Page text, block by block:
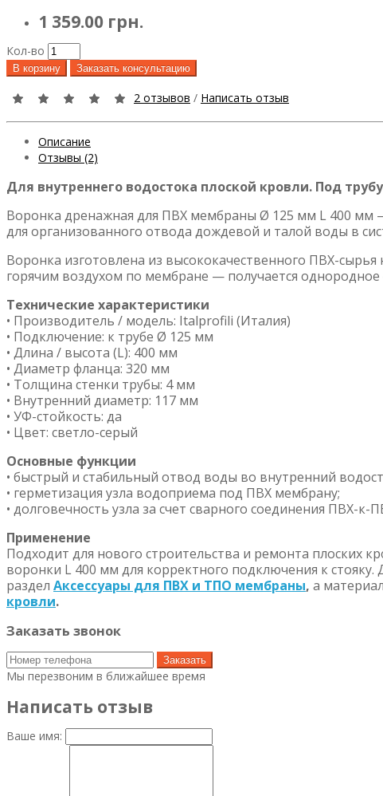
1 359.00 грн.
Кол-во
В корзину Заказать консультацию
2 отзывов / Написать отзыв
Описание
Отзывы (2)
Для внутреннего водостока плоской кровли. Под
Воронка дренажная для ПВХ мембраны Ø 125 мм L 400 мм
для организованного отвода дождевой и талой воды в
Воронка изготовлена из высококачественного ПВХ-
горячим воздухом по мембране — получается
Технические характеристики
• Производитель / модель: Italprofili (Италия)
• Подключение: к трубе Ø 125 мм
• Длина / высота (L): 400 мм
• Диаметр фланца: 320 мм
• Толщина стенки трубы: 4 мм
• Внутренний диаметр: 117 мм
• УФ-стойкость: да
• Цвет: светло-серый
Основные функции
• быстрый и стабильный отвод воды во внутренний
• герметизация узла водоприема под ПВХ мембрану;
• долговечность узла за счет сварного соединения ПВХ-к-
Применение
Подходит для нового строительства и ремонта плоских
воронки L 400 мм для корректного подключения к
раздел Аксессуары для ПВХ и ТПО мембраны, а
кровли.
Заказать звонок
Заказать
Мы перезвоним в ближайшее время
Написать отзыв
Ваше имя: